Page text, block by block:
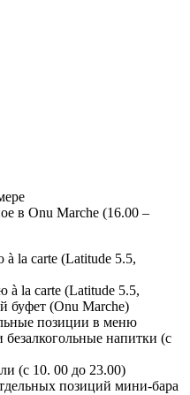
в Onu Marche (16.00 –
la carte (Latitude 5.5,
la carte (Latitude 5.5,
буфет (Onu Marche)
позиции в меню
напитки (с
(с 10. 00 до 23.00)
позиций мини-бара